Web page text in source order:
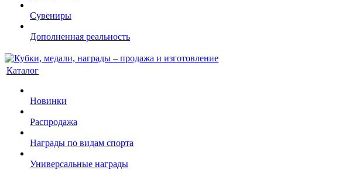
Сувениры
Дополненная реальность
Каталог
Новинки
Распродажа
Награды по видам спорта
Универсальные награды